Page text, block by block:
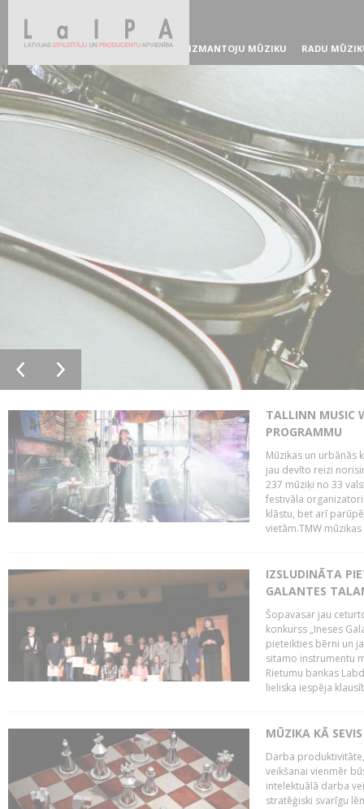
IZMANTOJU MŪZIKU RADU
TALLINN MUSIC
PROGRAMMU
Mūzikas un urbānās
jau devīto reizi
237 mūziķi no 33
festivāla
klāstu, bet arī
vietām.TMW
IZSLUDINĀTA
GALANTES
Šopavasar jau
konkurss „Ineses
pieteikties bērni un
sitamo instrumentu
Rietumu bankas
lieliska iespēja
MŪZIKA KĀ
Darba
veikšanai vienmēr
intelektuālā darba
stratēģiski svarīgu